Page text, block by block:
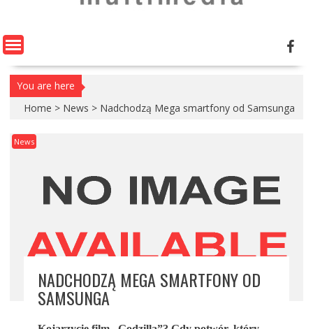
You are here
Home > News > Nadchodzą Mega smartfony od Samsunga
News
NADCHODZĄ MEGA SMARTFONY OD
SAMSUNGA